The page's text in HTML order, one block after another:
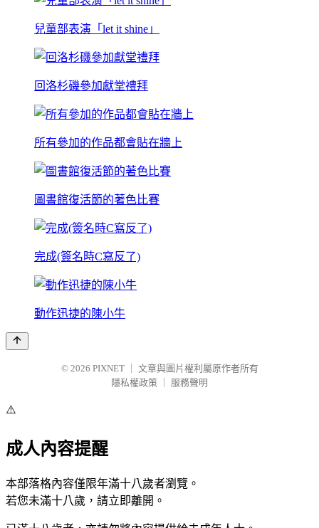
兒童部表演「let it shine」
回洛杉磯參加獻堂禮拜
所有參加的作品都會貼在牆上
圖書館復活節的著色比賽
完成(簽名時C寫反了)
動作迅捷的陳小牛
© 2026 PIXNET
文章與圖片權利屬原作者所有
隱私權政策
服務聲明
⚠️
成人內容提醒
本部落格內容僅限年滿十八歲者瀏覽。
若您未滿十八歲，請立即離開。